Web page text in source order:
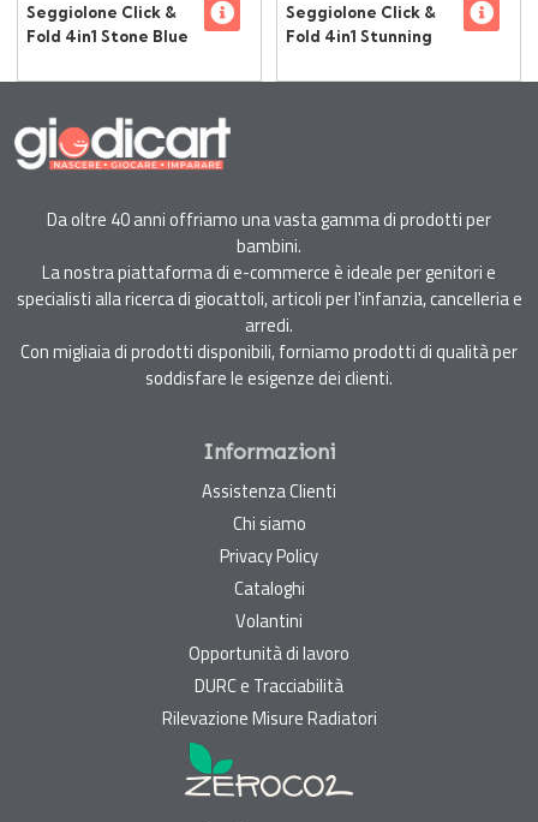
Seggiolone Click &
Fold 4in1 Stone Blue
Seggiolone Click &
Fold 4in1 Stunning
Da oltre 40 anni offriamo una vasta gamma di prodotti per
bambini.
La nostra piattaforma di e-commerce è ideale per genitori e
specialisti alla ricerca di giocattoli, articoli per l'infanzia, cancelleria e
arredi.
Con migliaia di prodotti disponibili, forniamo prodotti di qualità per
soddisfare le esigenze dei clienti.
Informazioni
Assistenza Clienti
Chi siamo
Privacy Policy
Cataloghi
Volantini
Opportunità di lavoro
DURC e Tracciabilità
Rilevazione Misure Radiatori